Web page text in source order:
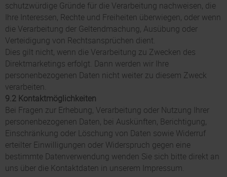
schutzwürdige Gründe für die Verarbeitung nachweisen, die
Ihre Interessen, Rechte und Freiheiten überwiegen, oder wenn
die Verarbeitung der Geltendmachung, Ausübung oder
Verteidigung von Rechtsansprüchen dient.
Dies gilt nicht, wenn die Verarbeitung zu Zwecken des
Direktmarketings erfolgt. Dann werden wir Ihre
personenbezogenen Daten nicht weiter zu diesem Zweck
verarbeiten.
9.2 Kontaktmöglichkeiten
Bei Fragen zur Erhebung, Verarbeitung oder Nutzung Ihrer
personenbezogenen Daten, bei Auskünften, Berichtigung,
Einschränkung oder Löschung von Daten sowie Widerruf
erteilter Einwilligungen oder Widerspruch gegen eine
bestimmte Datenverwendung wenden Sie sich bitte direkt an
uns über die Kontaktdaten in unserem Impressum.